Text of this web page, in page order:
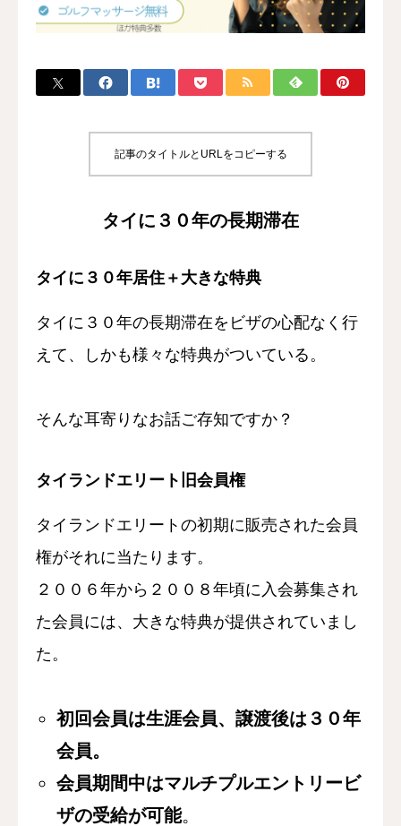
記事のタイトルとURLをコピーする
タイに３０年の長期滞在
タイに３０年居住＋大きな特典
タイに３０年の長期滞在をビザの心配なく行
えて、しかも様々な特典がついている。
そんな耳寄りなお話ご存知ですか？
タイランドエリート旧会員権
タイランドエリートの初期に販売された会員
権がそれに当たります。
２００６年から２００８年頃に入会募集され
た会員には、大きな特典が提供されていまし
た。
初回会員は生涯会員、譲渡後は３０年
会員。
会員期間中はマルチプルエントリービ
ザの受給が可能。
解説